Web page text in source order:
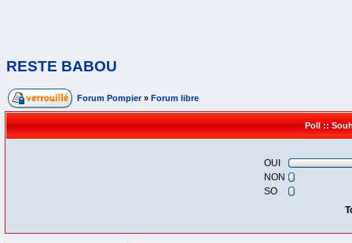
RESTE BABOU
Forum Pompier » Forum libre
Poll ::
OUI
NON
SO